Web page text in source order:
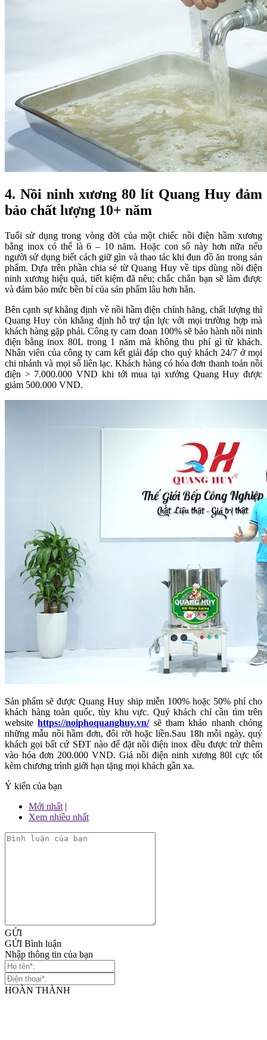
4. Nồi ninh xương 80 lít Quang Huy đảm
bảo chất lượng 10+ năm
Tuổi sử dụng trong vòng đời của một chiếc nồi điện hầm xương
bằng inox có thể là 6 – 10 năm. Hoặc con số này hơn nữa nếu
người sử dụng biết cách giữ gìn và thao tác khi đun đồ ăn trong sản
phẩm. Dựa trên phần chia sẻ từ Quang Huy về tips dùng nồi điện
ninh xương hiệu quả, tiết kiệm đã nêu; chắc chắn bạn sẽ làm được
và đảm bảo mức bền bỉ của sản phẩm lâu hơn hẳn.
Bên cạnh sự khẳng định về nồi hầm điện chính hãng, chất lượng thì
Quang Huy còn khẳng định hỗ trợ tận lực với mọi trường hợp mà
khách hàng gặp phải. Công ty cam đoan 100% sẽ bảo hành nồi ninh
điện bằng inox 80L trong 1 năm mà không thu phí gì từ khách.
Nhân viên của công ty cam kết giải đáp cho quý khách 24/7 ở mọi
chi nhánh và mọi số liên lạc. Khách hàng có hóa đơn thanh toán nồi
điện > 7.000.000 VND khi tới mua tại xưởng Quang Huy được
giảm 500.000 VND.
Sản phẩm sẽ được Quang Huy ship miễn 100% hoặc 50% phí cho
khách hàng toàn quốc, tùy khu vực. Quý khách chỉ cần tìm trên
websitehttps://noiphoquanghuy.vn/sẽ tham khảo nhanh chóng
những mẫu nồi hầm đơn, đôi rời hoặc liền.Sau 18h mỗi ngày, quý
khách gọi bất cứ SĐT nào để đặt nồi điện inox đều được trừ thêm
vào hóa đơn 200.000 VND. Giá nồi điện ninh xương 80l cực tốt
kèm chương trình giới hạn tặng mọi khách gần xa.
Ý kiến của bạn
Mới nhất |
Xem nhiều nhất
GỬI
GỬI Bình luận
Nhập thông tin của bạn
HOÀN THÀNH